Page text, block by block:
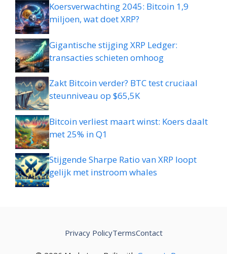
Koersverwachting 2045: Bitcoin 1,9
miljoen, wat doet XRP?
Gigantische stijging XRP Ledger:
transacties schieten omhoog
Zakt Bitcoin verder? BTC test cruciaal
steunniveau op $65,5K
Bitcoin verliest maart winst: Koers daalt
met 25% in Q1
Stijgende Sharpe Ratio van XRP loopt
gelijk met instroom whales
Privacy PolicyTermsContact